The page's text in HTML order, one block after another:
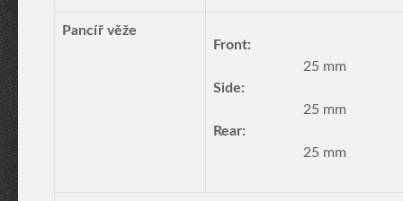
Pancíř věže
Front:
25 mm
Side:
25 mm
Rear:
25 mm